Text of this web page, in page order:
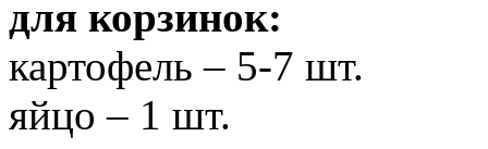
для корзинок:
картофель – 5-7 шт.
яйцо – 1 шт.